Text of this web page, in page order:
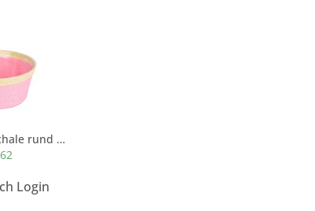
Kordel-Korb, Schale rund mit Naturrand, rosa,...
Login